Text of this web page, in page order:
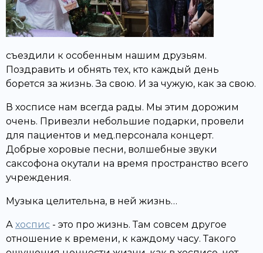
съездили к особенным нашим друзьям.
Поздравить и обнять тех, кто каждый день
борется за жизнь. За свою. И за чужую, как за свою.
В хосписе нам всегда рады. Мы этим дорожим
очень. Привезли небольшие подарки, провели
для пациентов и мед.персонала концерт.
Добрые хоровые песни, волшебные звуки
саксофона окутали на время пространство всего
учреждения.
Музыка целительна, в ней жизнь…
А хоспис - это про жизнь. Там совсем другое
отношение к времени, к каждому часу. Такого